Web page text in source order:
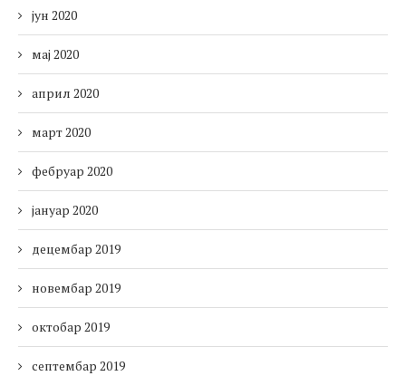
јун 2020
мај 2020
април 2020
март 2020
фебруар 2020
јануар 2020
децембар 2019
новембар 2019
октобар 2019
септембар 2019